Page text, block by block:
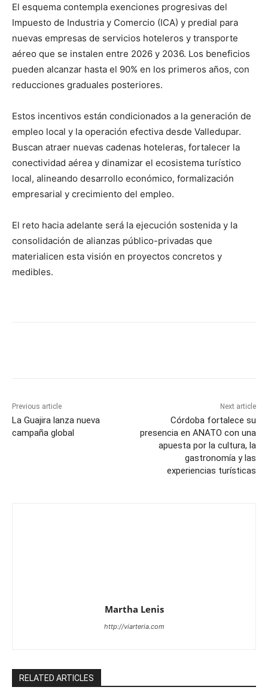
El esquema contempla exenciones progresivas del
Impuesto de Industria y Comercio (ICA) y predial para
nuevas empresas de servicios hoteleros y transporte
aéreo que se instalen entre 2026 y 2036. Los beneficios
pueden alcanzar hasta el 90% en los primeros años, con
reducciones graduales posteriores.
Estos incentivos están condicionados a la generación de
empleo local y la operación efectiva desde Valledupar.
Buscan atraer nuevas cadenas hoteleras, fortalecer la
conectividad aérea y dinamizar el ecosistema turístico
local, alineando desarrollo económico, formalización
empresarial y crecimiento del empleo.
El reto hacia adelante será la ejecución sostenida y la
consolidación de alianzas público-privadas que
materialicen esta visión en proyectos concretos y
medibles.
Previous article
La Guajira lanza nueva
campaña global
Next article
Córdoba fortalece su
presencia en ANATO con una
apuesta por la cultura, la
gastronomía y las
experiencias turísticas
Martha Lenis
http://viarteria.com
RELATED ARTICLES